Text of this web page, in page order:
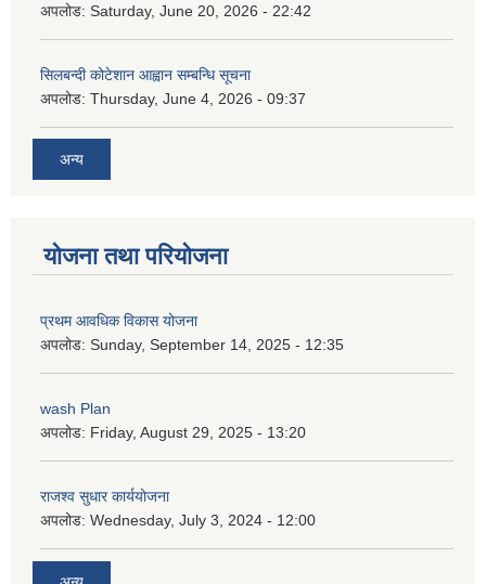
अपलोड: Saturday, June 20, 2026 - 22:42
सिलबन्दी कोटेशान आह्वान सम्बन्धि सूचना
अपलोड: Thursday, June 4, 2026 - 09:37
अन्य
योजना तथा परियोजना
प्रथम आवधिक विकास योजना
अपलोड: Sunday, September 14, 2025 - 12:35
wash Plan
अपलोड: Friday, August 29, 2025 - 13:20
राजश्व सुधार कार्ययोजना
अपलोड: Wednesday, July 3, 2024 - 12:00